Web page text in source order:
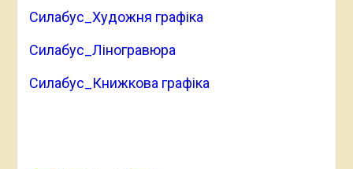
Силабус_Художня графіка
Силабус_Ліногравюра
Силабус_Книжкова графіка